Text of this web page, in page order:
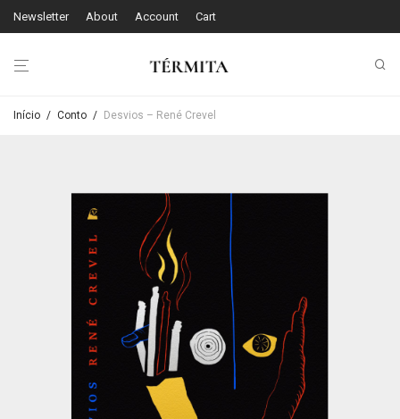
Newsletter About Account Cart
Início / Conto / Desvios – René Crevel